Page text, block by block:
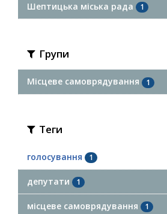
Шептицька міська рада 1
Групи
Місцеве самоврядування 1
Теги
голосування 1
депутати 1
місцеве самоврядування 1